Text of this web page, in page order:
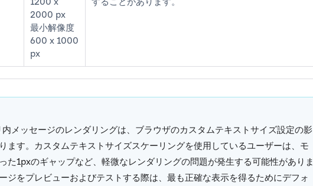
2000 px
最小解像度
600 x 1000
px
メッセージのレンダリングは、ブラウザのカスタムテキストサイズ設定の影
ます。カスタムテキストサイズスケーリングを使用しているユーザーは、モ
た1pxのギャップなど、軽微なレンダリングの問題が発生する可能性がありま
ジをプレビューおよびテストする際は、最も正確な表示を得るためにデフォ